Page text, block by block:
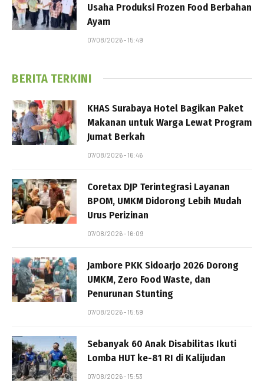
Usaha Produksi Frozen Food Berbahan
Ayam
07/08/2026 - 15:49
BERITA TERKINI
KHAS Surabaya Hotel Bagikan Paket
Makanan untuk Warga Lewat Program
Jumat Berkah
07/08/2026 - 16:46
Coretax DJP Terintegrasi Layanan
BPOM, UMKM Didorong Lebih Mudah
Urus Perizinan
07/08/2026 - 16:09
Jambore PKK Sidoarjo 2026 Dorong
UMKM, Zero Food Waste, dan
Penurunan Stunting
07/08/2026 - 15:59
Sebanyak 60 Anak Disabilitas Ikuti
Lomba HUT ke-81 RI di Kalijudan
07/08/2026 - 15:53